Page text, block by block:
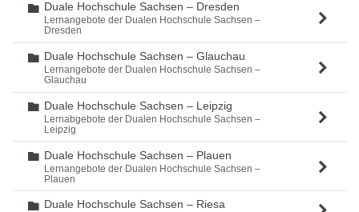
Ordner
Duale Hochschule Sachsen – Dresden
Lernangebote der Dualen Hochschule Sachsen –
Dresden
Ordner
Duale Hochschule Sachsen – Glauchau
Lernangebote der Dualen Hochschule Sachsen –
Glauchau
Ordner
Duale Hochschule Sachsen – Leipzig
Lernabgebote der Dualen Hochschule Sachsen –
Leipzig
Ordner
Duale Hochschule Sachsen – Plauen
Lernangebote der Dualen Hochschule Sachsen –
Plauen
Ordner
Duale Hochschule Sachsen – Riesa